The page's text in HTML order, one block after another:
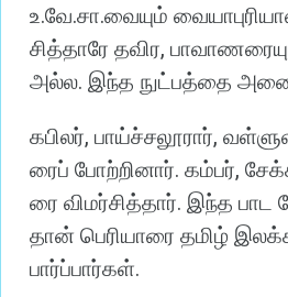
உ.வே.சா.வையும்
சித்தாரே தவிர,
அல்ல. இந்த நுட்பத்தை
கபிலர், பாய்ச்சலூரார்,
ரைப் போற்றினார். கம்பர்,
ரை விமர்சித்தார். இந்த பாட
தான் பெரியாரை தமிழ்
பார்ப்பார்கள்.